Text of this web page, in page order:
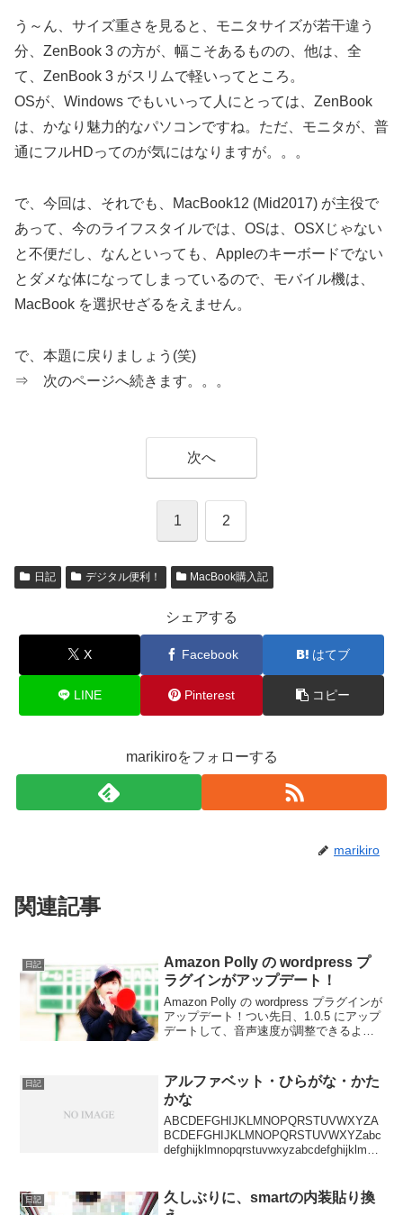
う～ん、サイズ重さを見ると、モニタサイズが若干違う
分、ZenBook 3 の方が、幅こそあるものの、他は、全
て、ZenBook 3 がスリムで軽いってところ。
OSが、Windows でもいいって人にとっては、ZenBook
は、かなり魅力的なパソコンですね。ただ、モニタが、普
通にフルHDってのが気にはなりますが。。。
で、今回は、それでも、MacBook12 (Mid2017) が主役で
あって、今のライフスタイルでは、OSは、OSXじゃない
と不便だし、なんといっても、Appleのキーボードでない
とダメな体になってしまっているので、モバイル機は、
MacBook を選択せざるをえません。
で、本題に戻りましょう(笑)
⇒ 次のページへ続きます。。。
次へ
1 2
日記 デジタル便利！ MacBook購入記
シェアする
X Facebook はてブ
LINE Pinterest コピー
marikiroをフォローする
marikiro
関連記事
日記
Amazon Polly の wordpress プ
ラグインがアップデート！
Amazon Polly の wordpress プラグインが
アップデート！つい先日、1.0.5 にアップ
デートして、音声速度が調整できるよう
は？ っと？・Adde...
日記
アルファベット・ひらがな・かた
かな
ABCDEFGHIJKLMNOPQRSTUVWXYZA
BCDEFGHIJKLMNOPQRSTUVWXYZabc
defghijklmnopqrstuvwxyzabcdefghijklmno
日記
久しぶりに、smartの内装貼り換